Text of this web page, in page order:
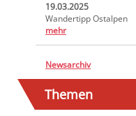
19.03.2025
Wandertipp Ostalpen
mehr
Newsarchiv
Themen